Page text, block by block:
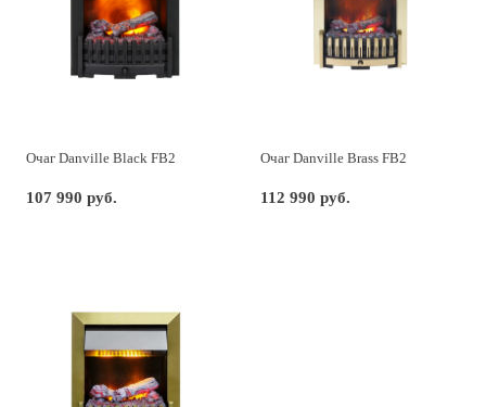
Очаг Danville Black FB2
107 990 руб.
Очаг Danville Brass FB2
112 990 руб.